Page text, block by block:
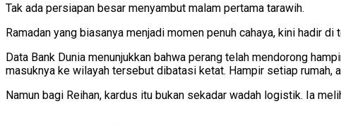
Tak ada persiapan besar menyambut malam pertama tarawih.
Ramadan yang biasanya menjadi momen penuh cahaya, kini hadir
Data Bank Dunia menunjukkan bahwa perang telah mendorong
masuknya ke wilayah tersebut dibatasi ketat. Hampir setiap rumah,
Namun bagi Reihan, kardus itu bukan sekadar wadah logistik. Ia